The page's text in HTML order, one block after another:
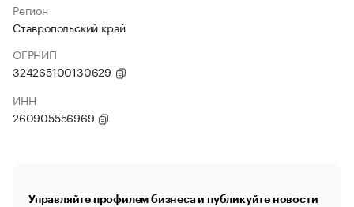
Регион
Ставропольский край
ОГРНИП
324265100130629
ИНН
260905556969
Управляйте профилем бизнеса и публикуйте новости